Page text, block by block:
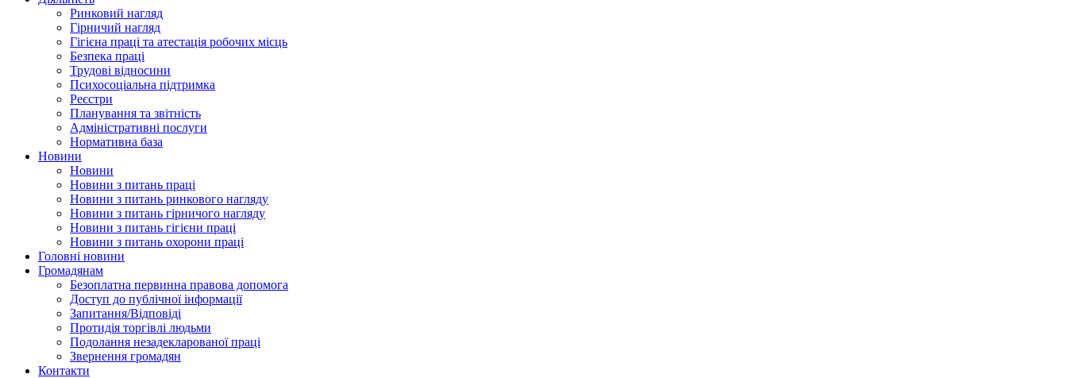
Ринковий нагляд
Гірничий нагляд
Гігієна праці та атестація робочих місць
Безпека праці
Трудові відносини
Психосоціальна підтримка
Реєстри
Планування та звітність
Адміністративні послуги
Нормативна база
Новини
Новини
Новини з питань праці
Новини з питань ринкового нагляду
Новини з питань гірничого нагляду
Новини з питань гігієни праці
Новини з питань охорони праці
Головні новини
Громадянам
Безоплатна первинна правова допомога
Доступ до публічної інформації
Запитання/Відповіді
Протидія торгівлі людьми
Подолання незадекларованої праці
Звернення громадян
Контакти